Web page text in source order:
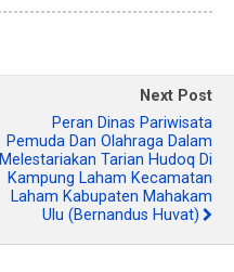
Next Post
Peran Dinas Pariwisata
Pemuda Dan Olahraga Dalam
Melestariakan Tarian Hudoq Di
Kampung Laham Kecamatan
Laham Kabupaten Mahakam
Ulu (Bernandus Huvat)